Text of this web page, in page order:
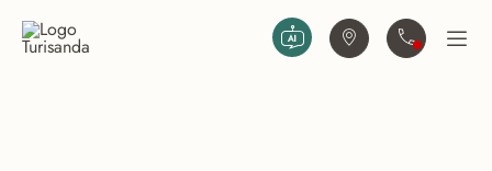
Trova agenziaContattaciApri